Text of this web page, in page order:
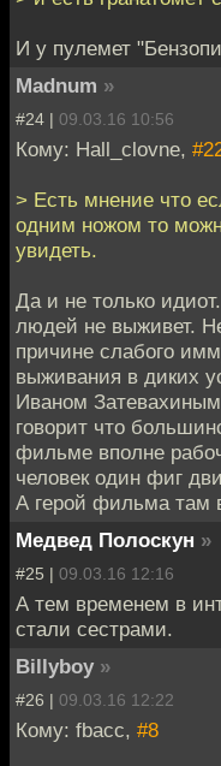
И у пулемет
Madnum »
#24 | 09.03.16 10:56
Кому: Hall_clovne,
> Есть мнение что
одним ножом то
увидеть.
Да и не только
людей не выживет.
причине слабого
выживания в диких
Иваном
говорит что
фильме вполне
человек один фиг
А герой фильма там
Медвед Полоскун »
#25 | 09.03.16 12:16
А тем временем в
стали сестрами.
Billyboy »
#26 | 09.03.16 12:22
Кому: fbacc, #8